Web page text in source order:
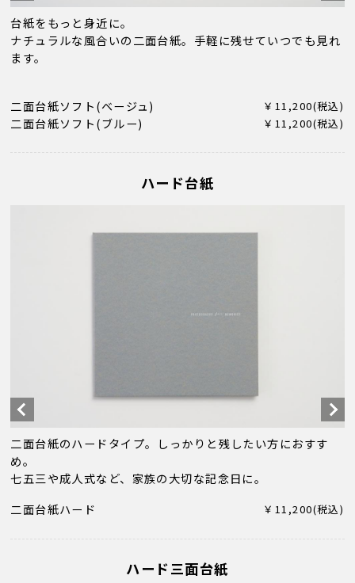
台紙をもっと身近に。
ナチュラルな風合いの二面台紙。手軽に残せていつでも見れ
ます。
二面台紙ソフト(ベージュ) ￥11,200(税込)
二面台紙ソフト(ブルー) ￥11,200(税込)
ハード台紙
二面台紙のハードタイプ。しっかりと残したい方におすす
め。
七五三や成人式など、家族の大切な記念日に。
二面台紙ハード ￥11,200(税込)
ハード三面台紙